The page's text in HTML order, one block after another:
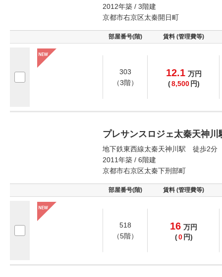
2012年築 / 3階建
京都市右京区太秦開日町
部屋番号(階) 賃料 (管理費等)
303
（3階）
12.1 万円
(8,500 円)
プレサンスロジェ太秦天神川
地下鉄東西線太秦天神川駅 徒歩2分
2011年築 / 6階建
京都市右京区太秦下刑部町
部屋番号(階) 賃料 (管理費等)
518
（5階）
16 万円
(0 円)